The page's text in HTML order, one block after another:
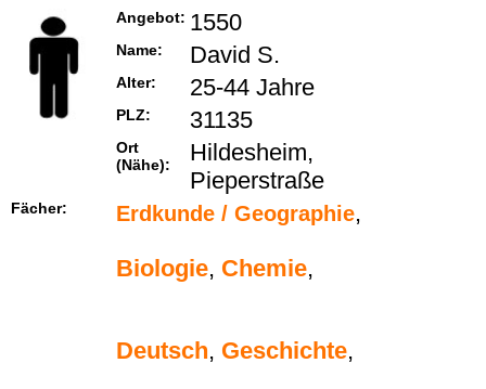
Angebot: 1550
Name: David S.
Alter: 25-44 Jahre
PLZ: 31135
Ort
(Nähe):
Hildesheim,
Pieperstraße
Fächer: Erdkunde / Geographie,
Biologie, Chemie,
Deutsch, Geschichte,